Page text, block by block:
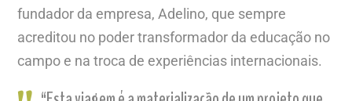
fundador da empresa, Adelino, que sempre
acreditou no poder transformador da educação no
campo e na troca de experiências internacionais.